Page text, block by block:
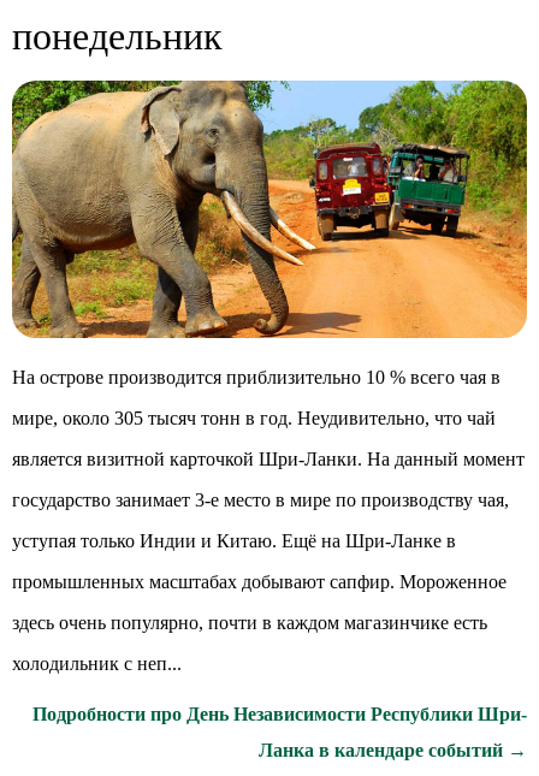
понедельник
На острове производится приблизительно 10 % всего чая в
мире, около 305 тысяч тонн в год. Неудивительно, что чай
является визитной карточкой Шри-Ланки. На данный момент
государство занимает 3-е место в мире по производству чая,
уступая только Индии и Китаю. Ещё на Шри-Ланке в
промышленных масштабах добывают сапфир. Мороженное
здесь очень популярно, почти в каждом магазинчике есть
холодильник с неп...
Подробности про День Независимости Республики Шри-
Ланка в календаре событий →